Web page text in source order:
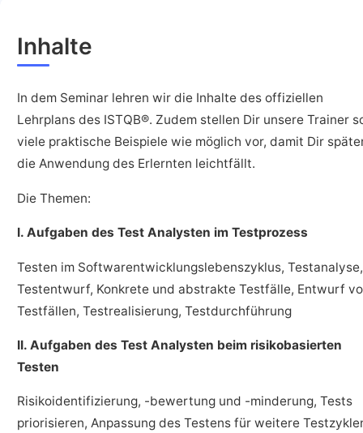
Inhalte
In dem Seminar lehren wir die Inhalte des offiziellen
Lehrplans des ISTQB®. Zudem stellen Dir unsere Trainer
viele praktische Beispiele wie möglich vor, damit Dir
die Anwendung des Erlernten leichtfällt.
Die Themen:
I. Aufgaben des Test Analysten im Testprozess
Testen im Softwarentwicklungslebenszyklus, Testanalyse,
Testentwurf, Konkrete und abstrakte Testfälle, Entwurf
Testfällen, Testrealisierung, Testdurchführung
II. Aufgaben des Test Analysten beim risikobasierten
Testen
Risikoidentifizierung, -bewertung und -minderung, Tests
priorisieren, Anpassung des Testens für weitere